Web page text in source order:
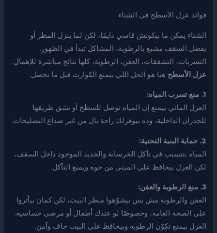
فوائد عزل الأسطح في الشتاء
الشتاء يمكن ما بيكونش قاسي دايمًا، لكن لما ينزل المطر أو
يفضل السقف مشبع بالرطوبة، المشاكل تبدأ في الظهور.
التسربات، التشققات، العفن، الرطوبة، كلها نتائج مباشرة للإهمال.
عزل الأسطح هنا هو الحل اللي بيمنع الكوارث قبل ما تحصل.
1. منع تسرب المياه:
العزل المائي بيمنع إن المياه توصل للسطح أو تشق طريقها
للجدران الداخلية، وده بيوفرلك راحة بال من غير صداع التصليحات.
2. حماية البنية التحتية:
المياه بتتسبب في تآكل الخرسانة والحديد الموجود داخل السقف،
لكن العزل بيحافظ على المبنى من جوه ويمنع التآكل.
3. منع الرطوبة والعفن:
العفن والرطوبة مش بس بيشوّهوا منظر البيت، لكن كمان بيأثروا
على الصحة العامة، وخصوصًا لو عندك أطفال أو مرضى حساسية.
العزل بيمنع تكوّن الرطوبة وبيحافظ على البيت جاف وآمن.